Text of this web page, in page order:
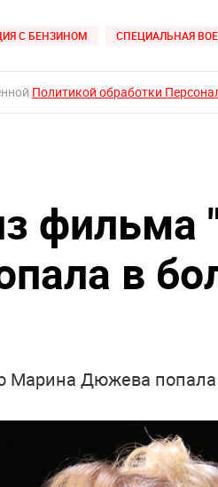
С БЕНЗИНОМ СПЕЦИАЛЬНАЯ
Политикой обработки
фильма
в
Марина Дюжева